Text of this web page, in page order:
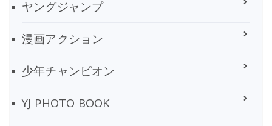
ヤングジャンプ
漫画アクション
少年チャンピオン
YJ PHOTO BOOK